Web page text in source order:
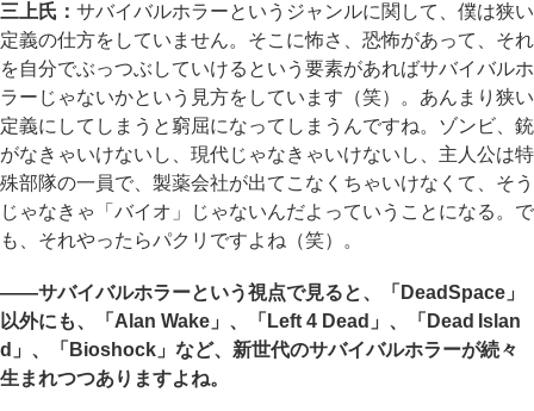
三上氏： サバイバルホラーというジャンルに関して、僕は狭い
定義の仕方をしていません。そこに怖さ、恐怖があって、それ
を自分でぶっつぶしていけるという要素があればサバイバルホ
ラーじゃないかという見方をしています（笑）。あんまり狭い
定義にしてしまうと窮屈になってしまうんですね。ゾンビ、銃
がなきゃいけないし、現代じゃなきゃいけないし、主人公は特
殊部隊の一員で、製薬会社が出てこなくちゃいけなくて、そう
じゃなきゃ「バイオ」じゃないんだよっていうことになる。で
も、それやったらパクリですよね（笑）。
――サバイバルホラーという視点で見ると、「DeadSpace」
以外にも、「Alan Wake」、「Left 4 Dead」、「Dead Islan
d」、「Bioshock」など、新世代のサバイバルホラーが続々
生まれつつありますよね。